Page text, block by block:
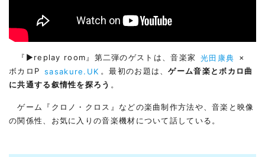
『▶︎replay room』第二弾のゲストは、音楽家 光田康典
×
ボカロP sasakure.UK 。最初のお題は、ゲーム音楽とボカロ曲
に共通する叙情性を探ろう 。
ゲーム『クロノ・クロス』などの楽曲制作方法や、音楽と映像
の関係性、お気に入りの音楽機材について話している。